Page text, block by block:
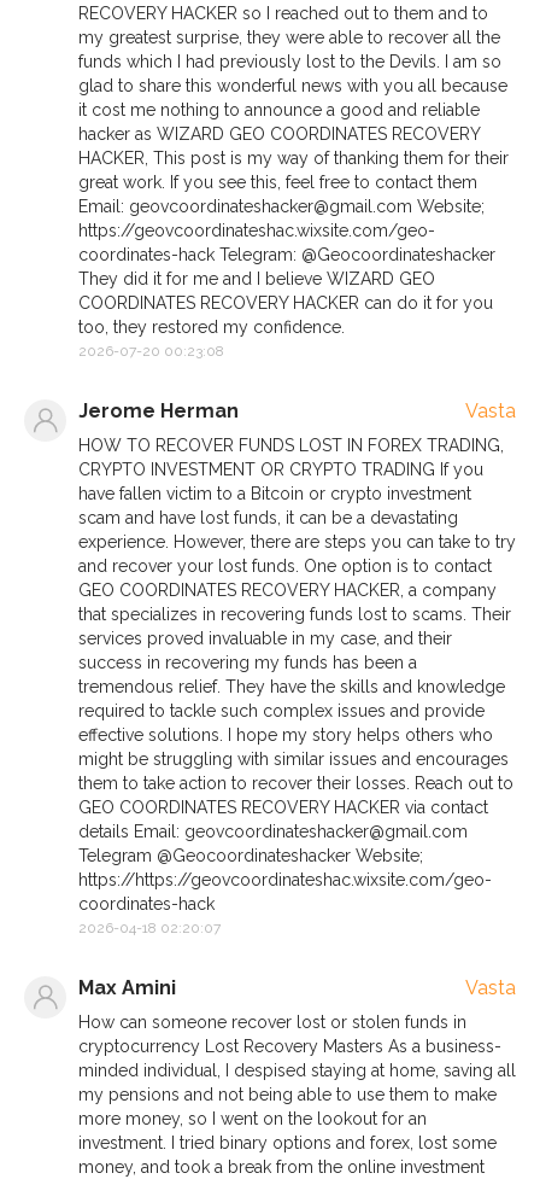
RECOVERY HACKER so I reached out to them and to
my greatest surprise, they were able to recover all the
funds which I had previously lost to the Devils. I am so
glad to share this wonderful news with you all because
it cost me nothing to announce a good and reliable
hacker as WIZARD GEO COORDINATES RECOVERY
HACKER, This post is my way of thanking them for their
great work. If you see this, feel free to contact them
Email: geovcoordinateshacker@gmail.com Website;
https://geovcoordinateshac.wixsite.com/geo-
coordinates-hack Telegram: @Geocoordinateshacker
They did it for me and I believe WIZARD GEO
COORDINATES RECOVERY HACKER can do it for you
too, they restored my confidence.
2026-07-20 00:23:08
Jerome Herman Vasta
HOW TO RECOVER FUNDS LOST IN FOREX TRADING,
CRYPTO INVESTMENT OR CRYPTO TRADING If you
have fallen victim to a Bitcoin or crypto investment
scam and have lost funds, it can be a devastating
experience. However, there are steps you can take to try
and recover your lost funds. One option is to contact
GEO COORDINATES RECOVERY HACKER, a company
that specializes in recovering funds lost to scams. Their
services proved invaluable in my case, and their
success in recovering my funds has been a
tremendous relief. They have the skills and knowledge
required to tackle such complex issues and provide
effective solutions. I hope my story helps others who
might be struggling with similar issues and encourages
them to take action to recover their losses. Reach out to
GEO COORDINATES RECOVERY HACKER via contact
details Email: geovcoordinateshacker@gmail.com
Telegram @Geocoordinateshacker Website;
https://https://geovcoordinateshac.wixsite.com/geo-
coordinates-hack
2026-04-18 02:20:07
Max Amini Vasta
How can someone recover lost or stolen funds in
cryptocurrency Lost Recovery Masters As a business-
minded individual, I despised staying at home, saving all
my pensions and not being able to use them to make
more money, so I went on the lookout for an
investment. I tried binary options and forex, lost some
money, and took a break from the online investment